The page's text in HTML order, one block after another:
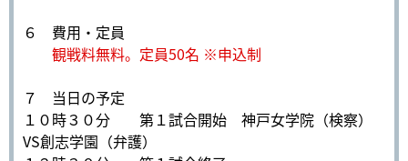
６ 費用・定員
観戦料無料。定員50名 ※申込制
７ 当日の予定
１０時３０分 第１試合開始 神戸女学院（検察）
VS創志学園（弁護）